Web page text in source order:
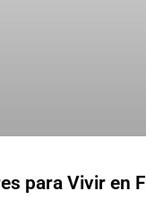
para Vivir en